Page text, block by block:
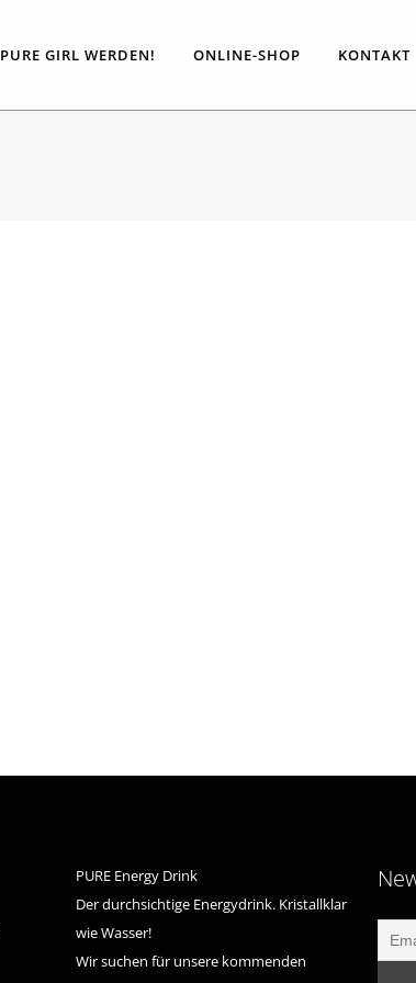
PURE GIRL WERDEN! ONLINE-SHOP KONTAKT
PURE Energy Drink
Der durchsichtige Energydrink. Kristallklar
wie Wasser!
Wir suchen für unsere kommenden